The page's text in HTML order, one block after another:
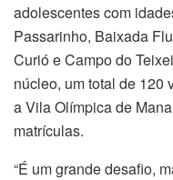
adolescentes com
Passarinho, Baixada
Curió e Campo do
núcleo, um total de 120
a Vila Olímpica de
matrículas.
“É um grande desafio,